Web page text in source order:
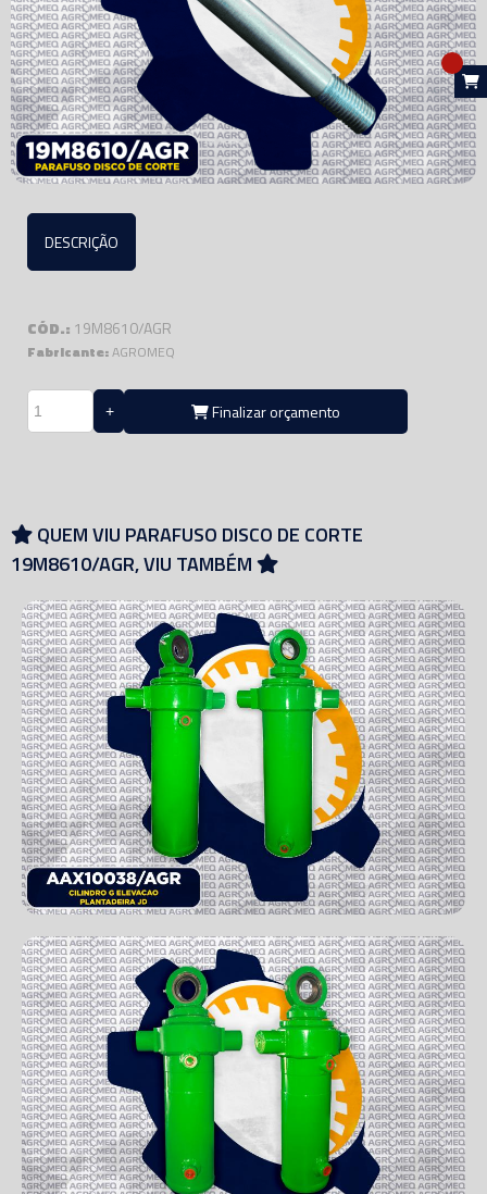
DESCRIÇÃO
CÓD.: 19M8610/AGR
Fabricante:AGROMEQ
Finalizar orçamento
QUEM VIU PARAFUSO DISCO DE CORTE
19M8610/AGR, VIU TAMBÉM